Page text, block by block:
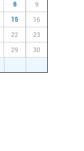
8 9
15 16
22 23
29 30